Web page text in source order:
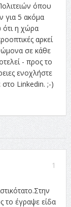
όπου
για 5 ακόμα
ότι η χώρα
αρκεί
σε κάθε
- προς το
ενοχλήστε
Linkedin. ;-)
1
το έγραψε είδα